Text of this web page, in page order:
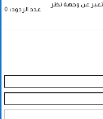
تعبر عن وجهة نظر
عدد الردود: 0